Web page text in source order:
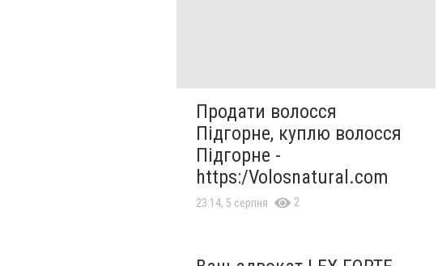
Продати волосся
Підгорне, куплю волосся
Підгорне -
https:/Volosnatural.com
23:14, 5 серпня 2